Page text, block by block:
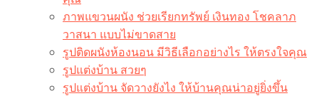
ภาพแขวนผนัง ช่วยเรียกทรัพย์ เงินทอง โชคลาภ
วาสนา แบบไม่ขาดสาย
รูปติดผนังห้องนอน มีวิธีเลือกอย่างไร ให้ตรงใจคุณ
รูปแต่งบ้าน สวยๆ
รูปแต่งบ้าน จัดวางยังไง ให้บ้านคุณน่าอยู่ยิ่งขึ้น